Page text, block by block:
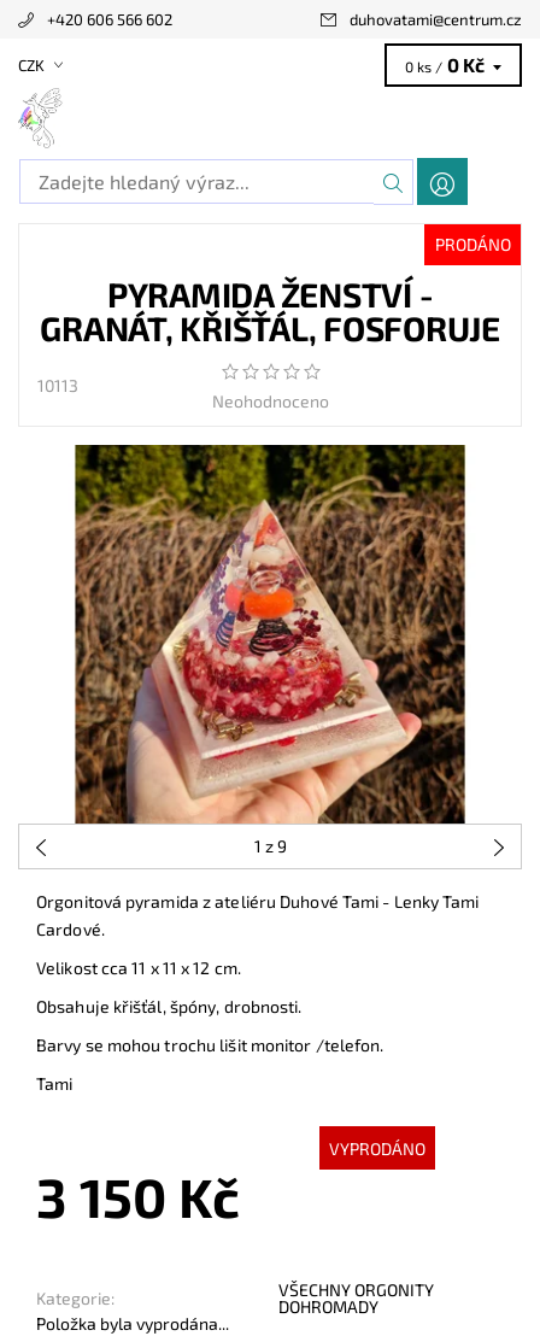
+420 606 566 602 duhovatami@centrum.cz
CZK 0 ks / 0 Kč
PRODÁNO
PYRAMIDA ŽENSTVÍ -
GRANÁT, KŘIŠŤÁL, FOSFORUJE
10113
Neohodnoceno
1 z 9
Orgonitová pyramida z ateliéru Duhové Tami - Lenky Tami
Cardové.
Velikost cca 11 x 11 x 12 cm.
Obsahuje křišťál, špóny, drobnosti.
Barvy se mohou trochu lišit monitor /telefon.
Tami
VYPRODÁNO
3 150 Kč
Kategorie:
VŠECHNY ORGONITY
DOHROMADY
Položka byla vyprodána...